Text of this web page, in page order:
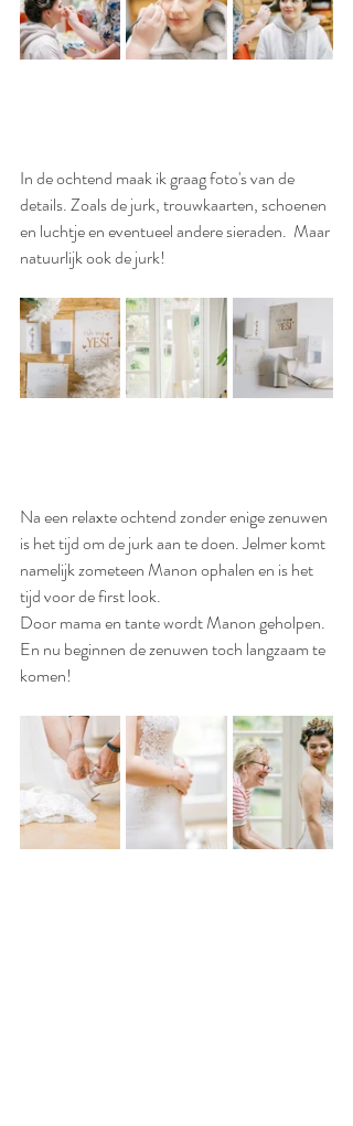
In de ochtend maak ik graag foto's van de
details. Zoals de jurk, trouwkaarten, schoenen
en luchtje en eventueel andere sieraden.  Maar
natuurlijk ook de jurk!
Na een relaxte ochtend zonder enige zenuwen
is het tijd om de jurk aan te doen. Jelmer komt
namelijk zometeen Manon ophalen en is het
tijd voor de first look.
Door mama en tante wordt Manon geholpen.
En nu beginnen de zenuwen toch langzaam te
komen!